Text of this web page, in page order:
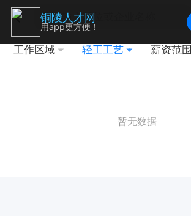
工作区域 轻工工艺 薪资范围
暂无数据
铜陵人才网
用app更方便！